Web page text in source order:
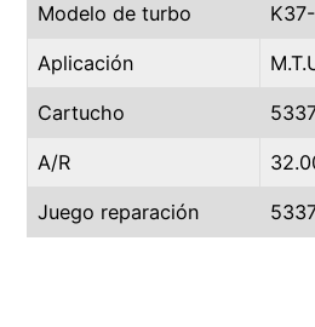
Modelo de turbo
Aplicación
Cartucho
A/R
Juego reparación